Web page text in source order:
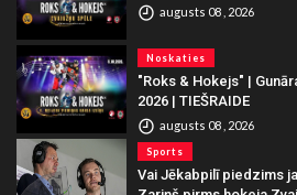
augusts 08 , 2026
Noskaties
"Roks & Hokejs" |
2026 | TIEŠRAIDE
augusts 08 , 2026
Sports
Vai Jēkabpilī piedzims